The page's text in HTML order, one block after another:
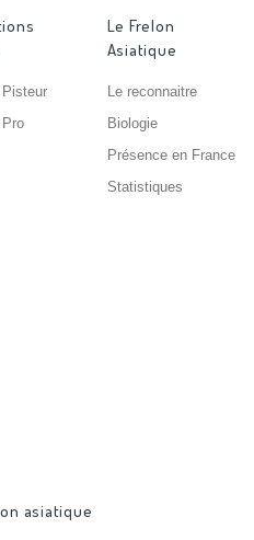
Pisteur
Pro
Le Frelon
Asiatique
Le reconnaitre
Biologie
Présence en France
Statistiques
asiatique